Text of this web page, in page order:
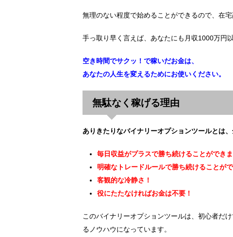
無理のない程度で始めることができるので、在
手っ取り早く言えば、あなたにも月収1000万円
空き時間でサクッ！で稼いだお金は、
あなたの人生を変えるためにお使いください。
無駄なく稼げる理由
ありきたりなバイナリーオプションツールとは、
毎日収益がプラスで勝ち続けることができま
明確なトレードルールで勝ち続けることがで
客観的な冷静さ！
役にたたなければお金は不要！
このバイナリーオプションツールは、初心者だ
るノウハウになっています。